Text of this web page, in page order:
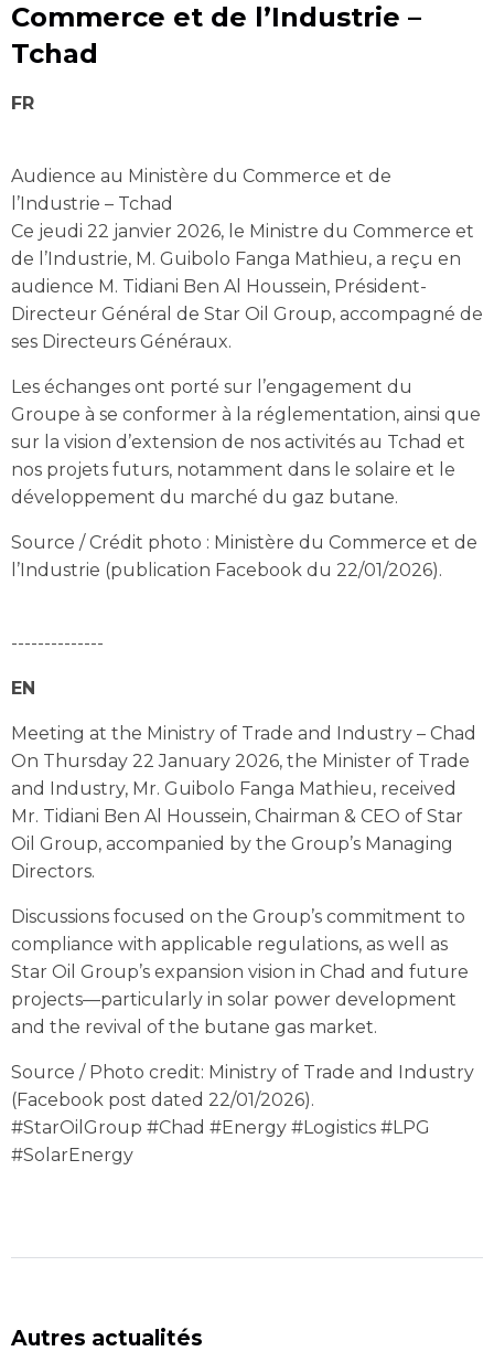
Commerce et de l’Industrie –
Tchad
FR
Audience au Ministère du Commerce et de
l’Industrie – Tchad
Ce jeudi 22 janvier 2026, le Ministre du Commerce et
de l’Industrie, M. Guibolo Fanga Mathieu, a reçu en
audience M. Tidiani Ben Al Houssein, Président-
Directeur Général de Star Oil Group, accompagné de
ses Directeurs Généraux.
Les échanges ont porté sur l’engagement du
Groupe à se conformer à la réglementation, ainsi que
sur la vision d’extension de nos activités au Tchad et
nos projets futurs, notamment dans le solaire et le
développement du marché du gaz butane.
Source / Crédit photo : Ministère du Commerce et de
l’Industrie (publication Facebook du 22/01/2026).
--------------
EN
Meeting at the Ministry of Trade and Industry – Chad
On Thursday 22 January 2026, the Minister of Trade
and Industry, Mr. Guibolo Fanga Mathieu, received
Mr. Tidiani Ben Al Houssein, Chairman & CEO of Star
Oil Group, accompanied by the Group’s Managing
Directors.
Discussions focused on the Group’s commitment to
compliance with applicable regulations, as well as
Star Oil Group’s expansion vision in Chad and future
projects—particularly in solar power development
and the revival of the butane gas market.
Source / Photo credit: Ministry of Trade and Industry
(Facebook post dated 22/01/2026).
#StarOilGroup #Chad #Energy #Logistics #LPG
#SolarEnergy
Autres actualités